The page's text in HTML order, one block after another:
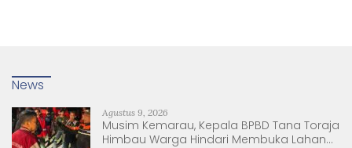
News
Agustus 9, 2026
Musim Kemarau, Kepala BPBD Tana Toraja
Himbau Warga Hindari Membuka Lahan